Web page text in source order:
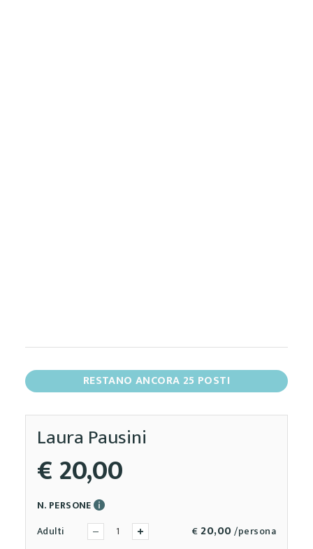
RESTANO ANCORA 25 POSTI
Laura Pausini
€ 20,00
N. PERSONE
Adulti
€20,00/persona